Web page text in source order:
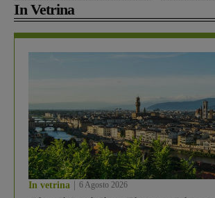
In Vetrina
In vetrina 6 Agosto 2026